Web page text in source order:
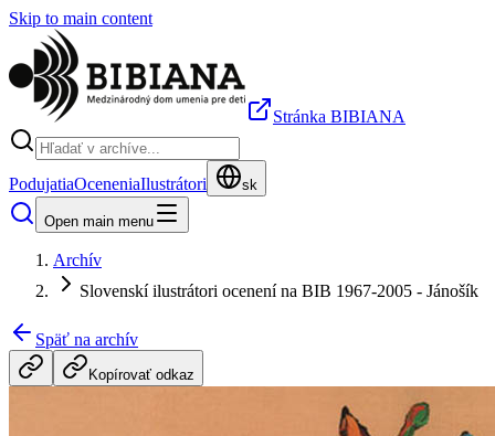
Skip to main content
Stránka BIBIANA
PodujatiaOceneniaIlustrátori sk
Open main menu
Archív
Slovenskí ilustrátori ocenení na BIB 1967-2005 - Jánošík
Späť na archív
Kopírovať odkaz